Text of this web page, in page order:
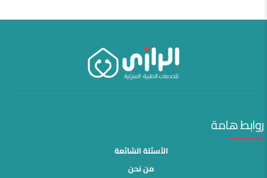
روابط هامة
الأسئلة الشائعة
من نحن